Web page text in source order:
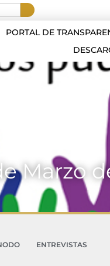
PORTAL DE
Marzo
ENTREVISTAS